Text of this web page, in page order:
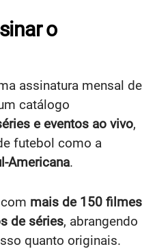
o
assinatura mensal de
catálogo
e eventos ao vivo,
futebol como a
Americana.
mais de 150 filmes
de séries, abrangendo
quanto originais.